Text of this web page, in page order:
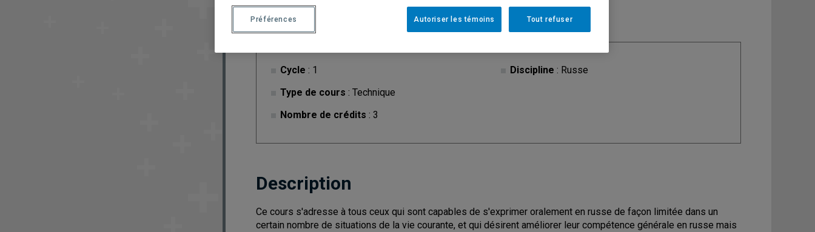
Cycle : 1
Type de cours : Technique
Nombre de crédits : 3
Discipline : Russe
Description
Ce cours s'adresse à tous ceux qui sont capables de s'exprimer oralement en russe de façon limitée dans un
certain nombre de situations de la vie courante, et qui désirent améliorer leur compétence générale en russe mais
Tout refuser
Autoriser les témoins
Préférences